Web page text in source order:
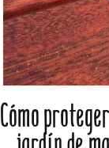
Cómo